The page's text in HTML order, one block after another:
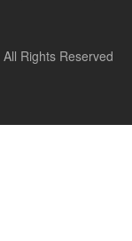
All Rights Reserved